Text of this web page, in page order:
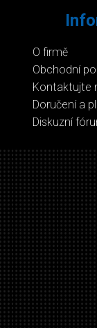
O firmě
Obchodní
Kontaktujte
Doručení a
Diskuzní